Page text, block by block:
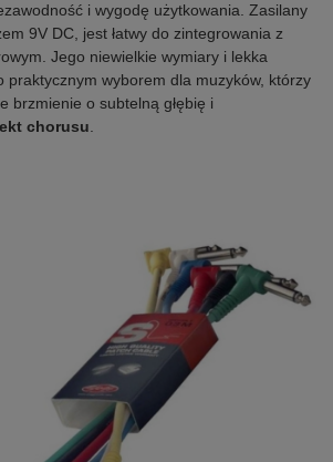
i wygodę użytkowania. Zasilany
9V DC, jest łatwy do zintegrowania z
Jego niewielkie wymiary i lekka
praktycznym wyborem dla muzyków, którzy
brzmienie o subtelną głębię i
chorusu.